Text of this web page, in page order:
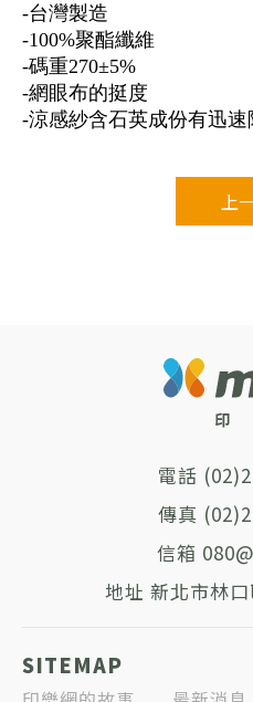
-台灣製造
-100%聚酯纖維
-碼重270±5%
-網眼布的挺度
-涼感紗含石英成份有迅速
上
新北市林
SITEMAP